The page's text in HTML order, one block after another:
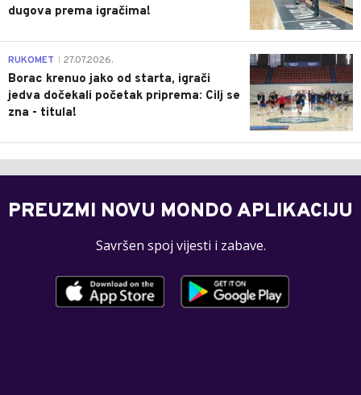
dugova prema igračima!
0
RUKOMET 27.07.2026.
Borac krenuo jako od starta, igrači
jedva dočekali početak priprema: Cilj se
zna - titula!
PREUZMI NOVU MONDO APLIKACIJU
Savršen spoj vijesti i zabave.